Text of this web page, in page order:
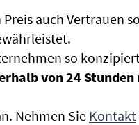
auch Vertrauen
so
von 24 Stunden
Nehmen Sie Kontakt